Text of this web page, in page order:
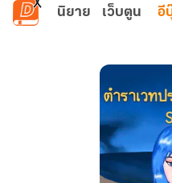
ข้ามไปยังเนื้อหาหลัก
นิยาย เว็บตูน อี